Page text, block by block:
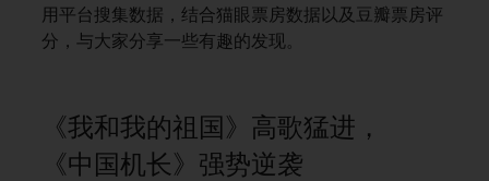
用平台搜集数据，结合猫眼票房数据以及豆瓣票房评
分，与大家分享一些有趣的发现。
《我和我的祖国》高歌猛进，
《中国机长》强势逆袭